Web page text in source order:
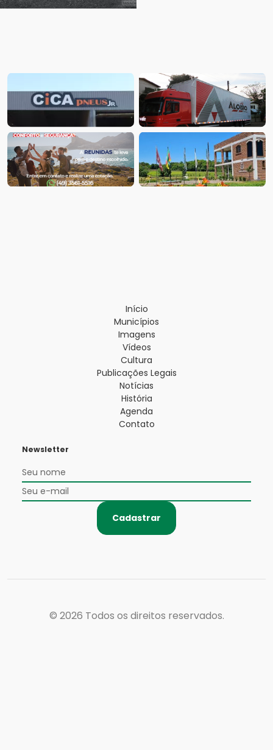
Início
Municípios
Imagens
Vídeos
Cultura
Publicações Legais
Notícias
História
Agenda
Contato
Newsletter
Cadastrar
© 2026 Todos os direitos reservados.